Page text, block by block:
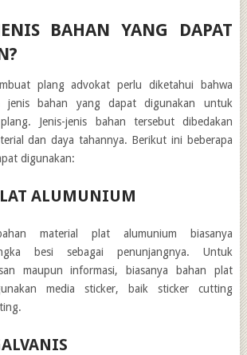
BAHAN YANG DAPAT
plang advokat perlu diketahui bahwa
jenis bahan yang dapat digunakan untuk
Jenis-jenis bahan tersebut dibedakan
dan daya tahannya. Berikut ini beberapa
digunakan:
ALUMUNIUM
material plat alumunium biasanya
besi sebagai penunjangnya. Untuk
maupun informasi, biasanya bahan plat
media sticker, baik sticker cutting